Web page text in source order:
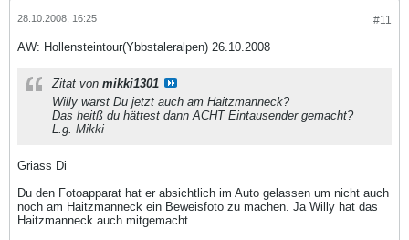
#11
28.10.2008, 16:25
AW: Hollensteintour(Ybbstaleralpen) 26.10.2008
Zitat von mikki1301
Willy warst Du jetzt auch am Haitzmanneck?
Das heitß du hättest dann ACHT Eintausender gemacht?
L.g. Mikki
Griass Di
Du den Fotoapparat hat er absichtlich im Auto gelassen um nicht auch
noch am Haitzmanneck ein Beweisfoto zu machen. Ja Willy hat das
Haitzmanneck auch mitgemacht.